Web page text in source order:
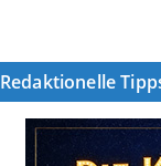
Redaktionelle